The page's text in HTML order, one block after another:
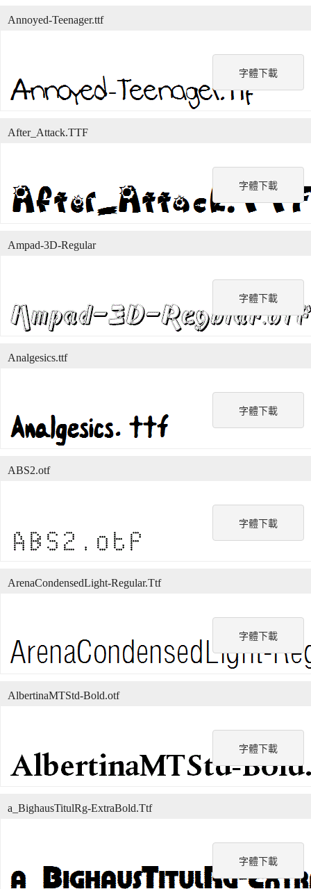
字體下載
Annoyed-Teenager.ttf
字體下載
After_Attack.TTF
字體下載
Ampad-3D-Regular
字體下載
Analgesics.ttf
字體下載
ABS2.otf
字體下載
ArenaCondensedLight-Regular.Ttf
字體下載
AlbertinaMTStd-Bold.otf
字體下載
a_BighausTitulRg-ExtraBold.Ttf